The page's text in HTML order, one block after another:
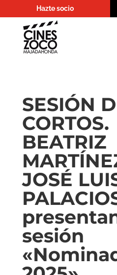
Hazte socio
SESIÓN
CORTOS.
BEATRIZ
JOSÉ
sesión